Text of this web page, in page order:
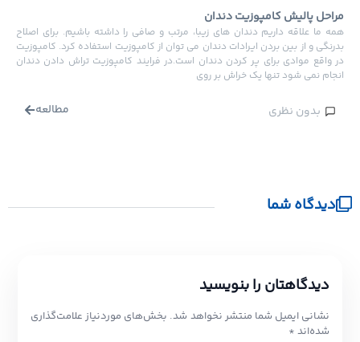
پالیش کامپوزیت دندان
ما علاقه داریم دندان های زیبا، مرتب و صافی را داشته باشیم. برای اصلاح
و از بین بردن ایرادات دندان می توان از کامپوزیت استفاده کرد. کامپوزیت
واقع موادی برای پر کردن دندان است.در فرایند کامپوزیت تراش دادن دندان
نمی شود تنها یک خراش بر روی
بدون نظری مطالعه
دیدگاه شما
دیدگاهتان را بنویسید
نشانی ایمیل شما منتشر نخواهد شد. بخش‌های موردنیاز علامت‌گذاری
شده‌اند*